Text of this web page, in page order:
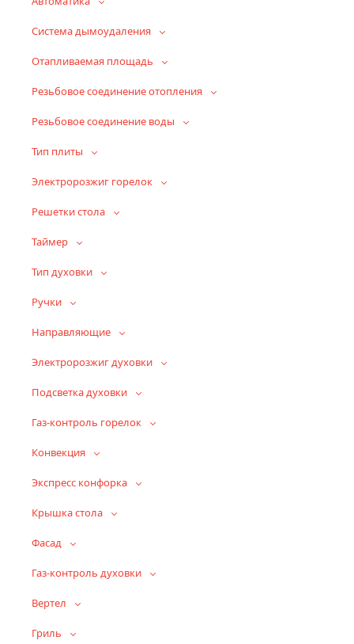
Система дымоудаления
Отапливаемая площадь
Резьбовое соединение отопления
Резьбовое соединение воды
Тип плиты
Электророзжиг горелок
Решетки стола
Таймер
Тип духовки
Ручки
Направляющие
Электророзжиг духовки
Подсветка духовки
Газ-контроль горелок
Конвекция
Экспресс конфорка
Крышка стола
Фасад
Газ-контроль духовки
Вертел
Гриль